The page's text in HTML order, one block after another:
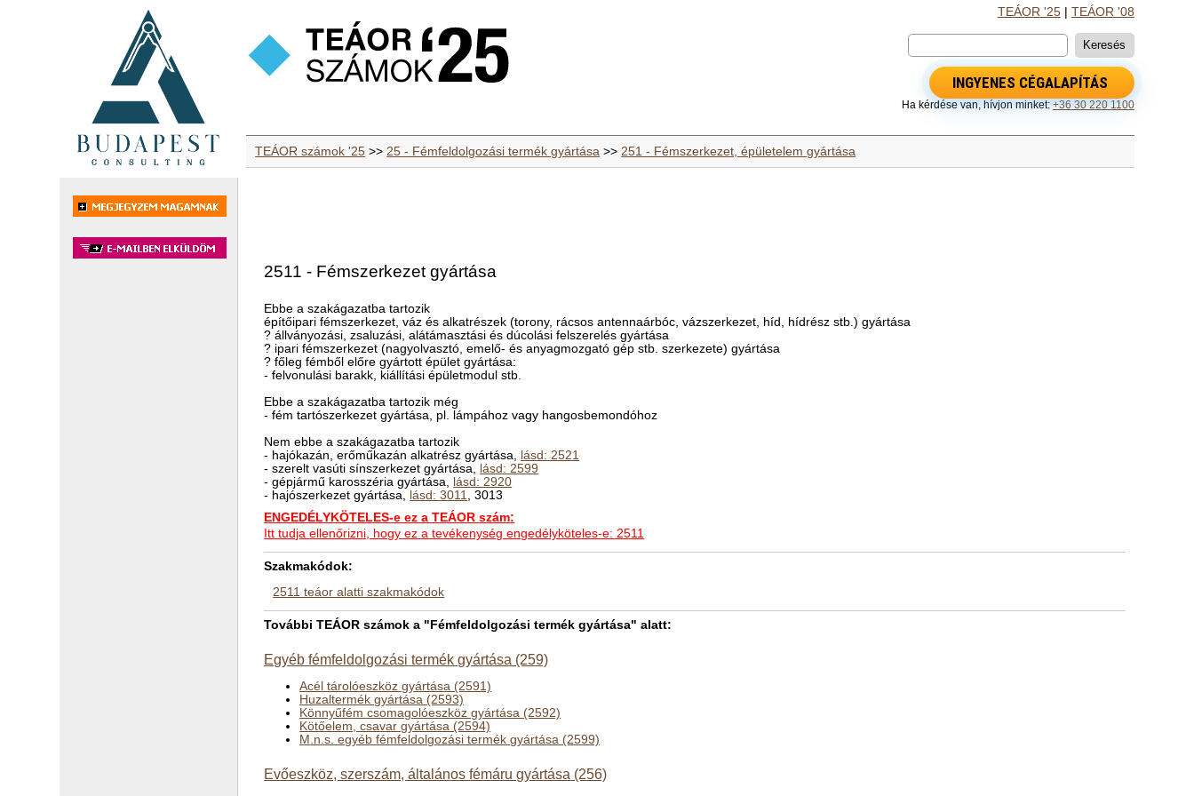
TEÁOR '25| TEÁOR '08
INGYENES CÉGALAPÍTÁS
Ha kérdése van, hívjon minket: +36 30 220 1100
TEÁOR számok '25 >>25 - Fémfeldolgozási termék gyártása >>251 - Fémszerkezet, épületelem gyártása
2511 - Fémszerkezet gyártása
Ebbe a szakágazatba tartozik
építőipari fémszerkezet, váz és alkatrészek (torony, rácsos antennaárbóc, vázszerkezet, híd, hídrész stb.) gyártása
? állványozási, zsaluzási, alátámasztási és dúcolási felszerelés gyártása
? ipari fémszerkezet (nagyolvasztó, emelő- és anyagmozgató gép stb. szerkezete) gyártása
? főleg fémből előre gyártott épület gyártása:
- felvonulási barakk, kiállítási épületmodul stb.
Ebbe a szakágazatba tartozik még
- fém tartószerkezet gyártása, pl. lámpához vagy hangosbemondóhoz
Nem ebbe a szakágazatba tartozik
- hajókazán, erőműkazán alkatrész gyártása, lásd: 2521
- szerelt vasúti sínszerkezet gyártása, lásd: 2599
- gépjármű karosszéria gyártása, lásd: 2920
- hajószerkezet gyártása, lásd: 3011
, 3013
ENGEDÉLYKÖTELES-e ez a TEÁOR szám:
Itt tudja ellenőrizni, hogy ez a tevékenység engedélyköteles-e: 2511
Szakmakódok:
2511 teáor alatti szakmakódok
További TEÁOR számok a "Fémfeldolgozási termék gyártása" alatt:
Egyéb fémfeldolgozási termék gyártása (259)
Acél tárolóeszköz gyártása (2591)
Huzaltermék gyártása (2593)
Könnyűfém csomagolóeszköz gyártása (2592)
Kötőelem, csavar gyártása (2594)
M.n.s. egyéb fémfeldolgozási termék gyártása (2599)
Evőeszköz, szerszám, általános fémáru gyártása (256)